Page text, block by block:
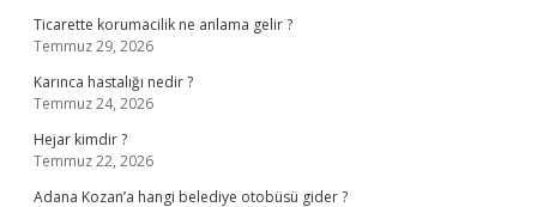
Ticarette korumacilik ne anlama gelir ?
Temmuz 29, 2026
Karınca hastalığı nedir ?
Temmuz 24, 2026
Hejar kimdir ?
Temmuz 22, 2026
Adana Kozan’a hangi belediye otobüsü gider ?